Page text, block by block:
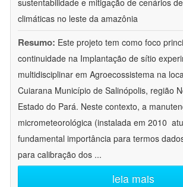
sustentabilidade e mitigação de cenários
climáticas no leste da amazônia
Resumo: Este projeto tem como foco
continuidade na Implantação de sítio
multidisciplinar em Agroecossistema na
Cuiarana Município de Salinópolis, região
Estado do Pará. Neste contexto, a
micrometeorológica (instalada em 2010 
fundamental importância para termos
para calibração dos ...
leia mais